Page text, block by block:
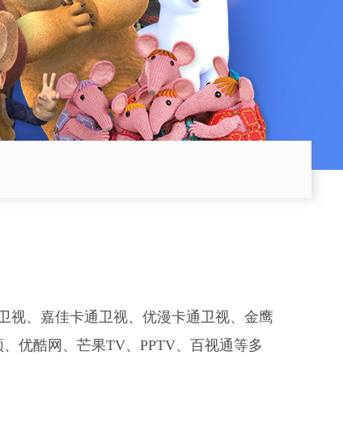
视、嘉佳卡通卫视、优漫卡通卫视、金鹰
优酷网、芒果TV、PPTV、百视通等多